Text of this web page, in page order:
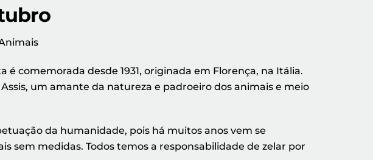
comemorada desde 1931, originada em Florença, na Itália.
um amante da natureza e padroeiro dos animais e meio
da humanidade, pois há muitos anos vem se
sem medidas. Todos temos a responsabilidade de zelar por